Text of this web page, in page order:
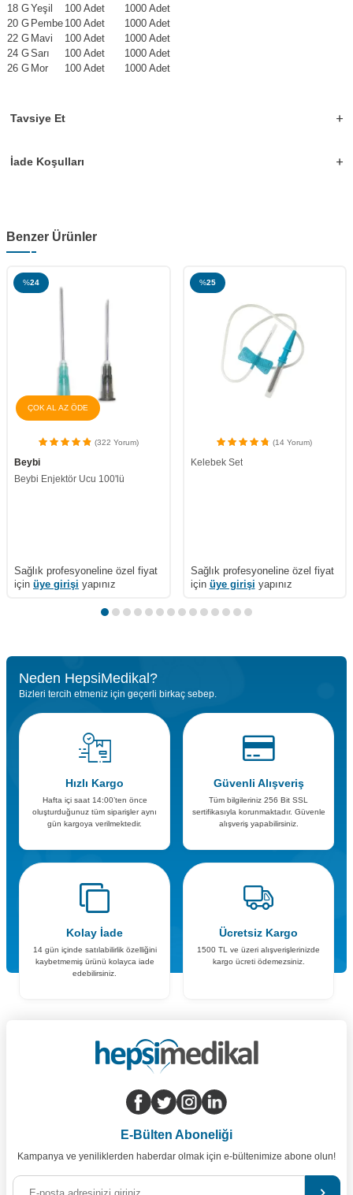
18 GYeşil 100 Adet
1000 Adet
20 G Pembe 100 Adet
1000 Adet
22 G Mavi 100 Adet
1000 Adet
24 GSarı 100 Adet
1000 Adet
26 G Mor 100 Adet 1000 Adet
Tavsiye Et
İade Koşulları
Benzer Ürünler
%25
(14 Yorum)
Kelebek Set
Sağlık profesyoneline özel fiyat
içinüye girişi yapınız
%16
(319 Yorum)
Ayset
Sağlık profesyoneline özel fiyat
içinüye girişi yapınız
Neden HepsiMedikal?
Bizleri tercih etmeniz için geçerli birkaç sebep.
Hızlı Kargo
Hafta içi saat 14:00’ten önce
oluşturduğunuz tüm siparişler aynı
gün kargoya verilmektedir.
Güvenli Alışveriş
Tüm bilgileriniz 256 Bit SSL
sertifikasıyla korunmaktadır. Güvenle
alışveriş yapabilirsiniz.
Kolay İade
14 gün içinde satılabilirlik özelliğini
kaybetmemiş ürünü kolayca iade
edebilirsiniz.
Ücretsiz Kargo
1500 TL ve üzeri alışverişlerinizde
kargo ücreti ödemezsiniz.
E-Bülten Aboneliği
Kampanya ve yeniliklerden haberdar olmak için e-bültenimize abone olun!